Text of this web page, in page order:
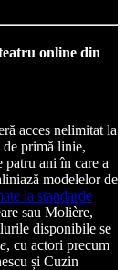
online din
acces nelimitat la
de primă linie,
ani în care a
modelelor de
la standarde
sau Molière,
disponibile se
, cu actori precum
și Cuzin